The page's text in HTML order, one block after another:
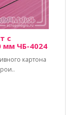
с
мм ЧБ-4024
картона